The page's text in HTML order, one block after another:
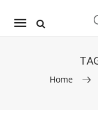
Mobile
Home